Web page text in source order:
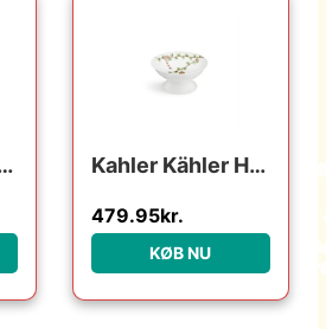
150 x 270 cm : Erling Christensen Møbler : Erling Christensen Møbler Kahler Kähler Hammershøi Christmas opsats ø16 cm : Erling Christensen Møbler : Erling Christensen Møbler
479.95kr.
KØB NU